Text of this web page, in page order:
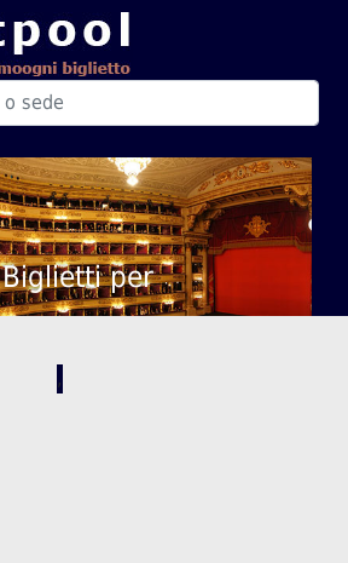
Biglietti per
,